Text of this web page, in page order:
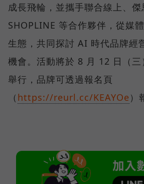
成長飛輪，並攜手聯合線上、傑
SHOPLINE 等合作夥伴，從媒
生態，共同探討 AI 時代品牌經
機會。活動將於 8 月 12 日（
舉行，品牌可透過報名頁
（ https://reurl.cc/KEAYOe ）